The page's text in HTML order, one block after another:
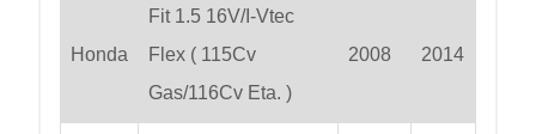
Honda
Fit 1.5 16V/I-Vtec
Flex ( 115Cv
Gas/116Cv Eta. )
2008 2014